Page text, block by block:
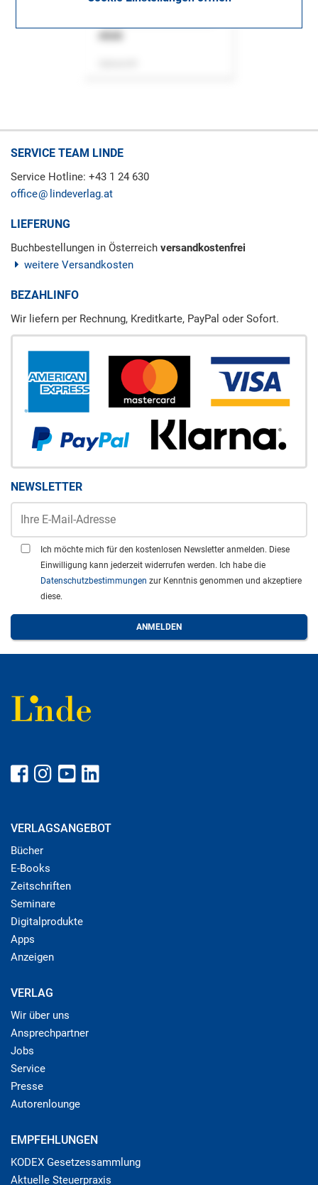
SERVICE TEAM LINDE
Service Hotline: +43 1 24 630
office
lindeverlag.at
LIEFERUNG
Buchbestellungen in Österreich versandkostenfrei
weitere Versandkosten
BEZAHLINFO
Wir liefern per Rechnung, Kreditkarte, PayPal oder Sofort.
NEWSLETTER
Ich möchte mich für den kostenlosen Newsletter anmelden. Diese
Einwilligung kann jederzeit widerrufen werden. Ich habe die
Datenschutzbestimmungen zur Kenntnis genommen und akzeptiere
diese.
VERLAGSANGEBOT
Bücher
E-Books
Zeitschriften
Seminare
Digitalprodukte
Apps
Anzeigen
VERLAG
Wir über uns
Ansprechpartner
Jobs
Service
Presse
Autorenlounge
EMPFEHLUNGEN
KODEX Gesetzessammlung
Aktuelle Steuerpraxis